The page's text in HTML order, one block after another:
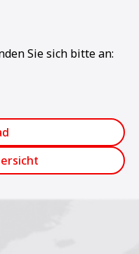
Sie sich bitte an: